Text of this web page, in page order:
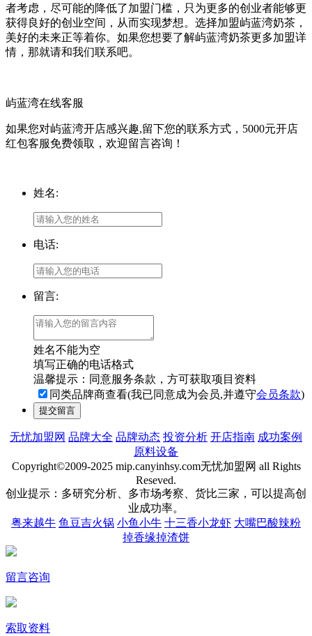
者考虑，尽可能的降低了加盟门槛，只为更多的创业者能够更
获得良好的创业空间，从而实现梦想。选择加盟屿蓝湾奶茶，
美好的未来正等着你。如果您想要了解屿蓝湾奶茶更多加盟详
情，那就请和我们联系吧。
屿蓝湾在线客服
如果您对屿蓝湾开店感兴趣,留下您的联系方式，5000元开店
红包客服免费领取，欢迎留言咨询！
姓名:
电话:
留言:
姓名不能为空
填写正确的电话格式
温馨提示：同意服务条款，方可获取项目资料
同类品牌商查看(我已同意成为会员,并遵守会员条款)
提交留言
无忧加盟网 品牌大全 品牌动态 投资分析 开店指南 成功案例
原料设备
Copyright©2009-2025 mip.canyinhsy.com无忧加盟网 all Rights
Reseved.
创业提示：多研究分析、多市场考察、货比三家，可以提高创
业成功率。
粤来越牛 鱼豆吉火锅 小鱼小牛 十三香小龙虾 大嘴巴酸辣粉
掉香缘掉渣饼
留言咨询
索取资料